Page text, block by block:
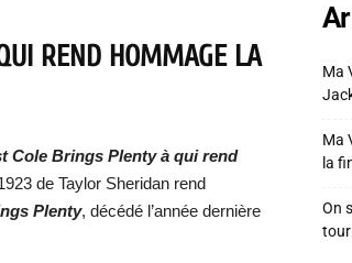
REND HOMMAGE LA
Cole Brings Plenty à qui rend
de Taylor Sheridan rend
Plenty, décédé l’année dernière
Ma
Ma
la
On